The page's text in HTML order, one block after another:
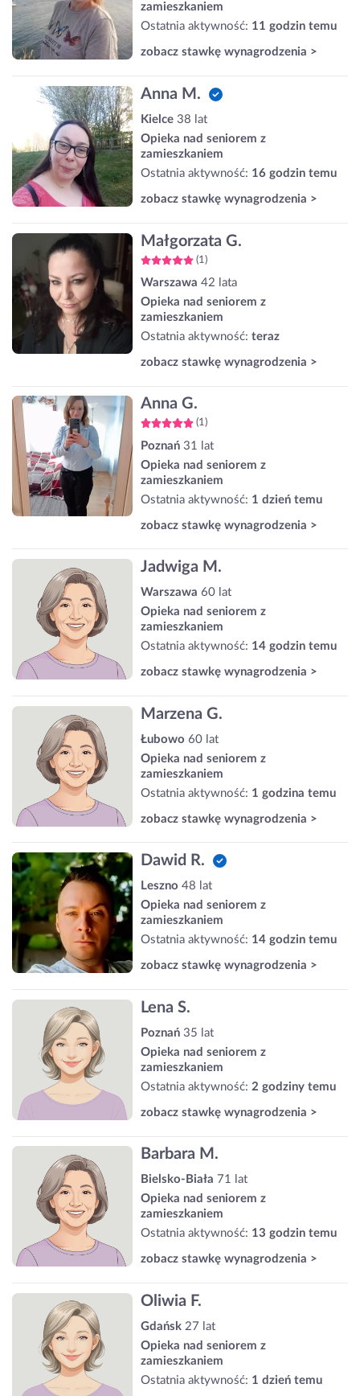
zamieszkaniem
Ostatnia aktywność: 11 godzin temu
zobacz stawkę wynagrodzenia >
Anna M.
Kielce 38 lat
Opieka nad seniorem z
zamieszkaniem
Ostatnia aktywność: 16 godzin temu
zobacz stawkę wynagrodzenia >
Małgorzata G.
(1)
Warszawa 42 lata
Opieka nad seniorem z
zamieszkaniem
Ostatnia aktywność: teraz
zobacz stawkę wynagrodzenia >
Anna G.
(1)
Poznań 31 lat
Opieka nad seniorem z
zamieszkaniem
Ostatnia aktywność: 1 dzień temu
zobacz stawkę wynagrodzenia >
Jadwiga M.
Warszawa 60 lat
Opieka nad seniorem z
zamieszkaniem
Ostatnia aktywność: 14 godzin temu
zobacz stawkę wynagrodzenia >
Marzena G.
Łubowo 60 lat
Opieka nad seniorem z
zamieszkaniem
Ostatnia aktywność: 1 godzina temu
zobacz stawkę wynagrodzenia >
Dawid R.
Leszno 48 lat
Opieka nad seniorem z
zamieszkaniem
Ostatnia aktywność: 14 godzin temu
zobacz stawkę wynagrodzenia >
Lena S.
Poznań 35 lat
Opieka nad seniorem z
zamieszkaniem
Ostatnia aktywność: 2 godziny temu
zobacz stawkę wynagrodzenia >
Barbara M.
Bielsko-Biała 71 lat
Opieka nad seniorem z
zamieszkaniem
Ostatnia aktywność: 13 godzin temu
zobacz stawkę wynagrodzenia >
Oliwia F.
Gdańsk 27 lat
Opieka nad seniorem z
zamieszkaniem
Ostatnia aktywność: 1 dzień temu